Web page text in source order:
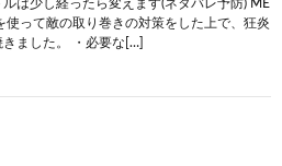
は少し経ったら変えます(ネタバレ予防) ME
使って敵の取り巻きの対策をした上で、狂炎
ました。 ・必要な[…]